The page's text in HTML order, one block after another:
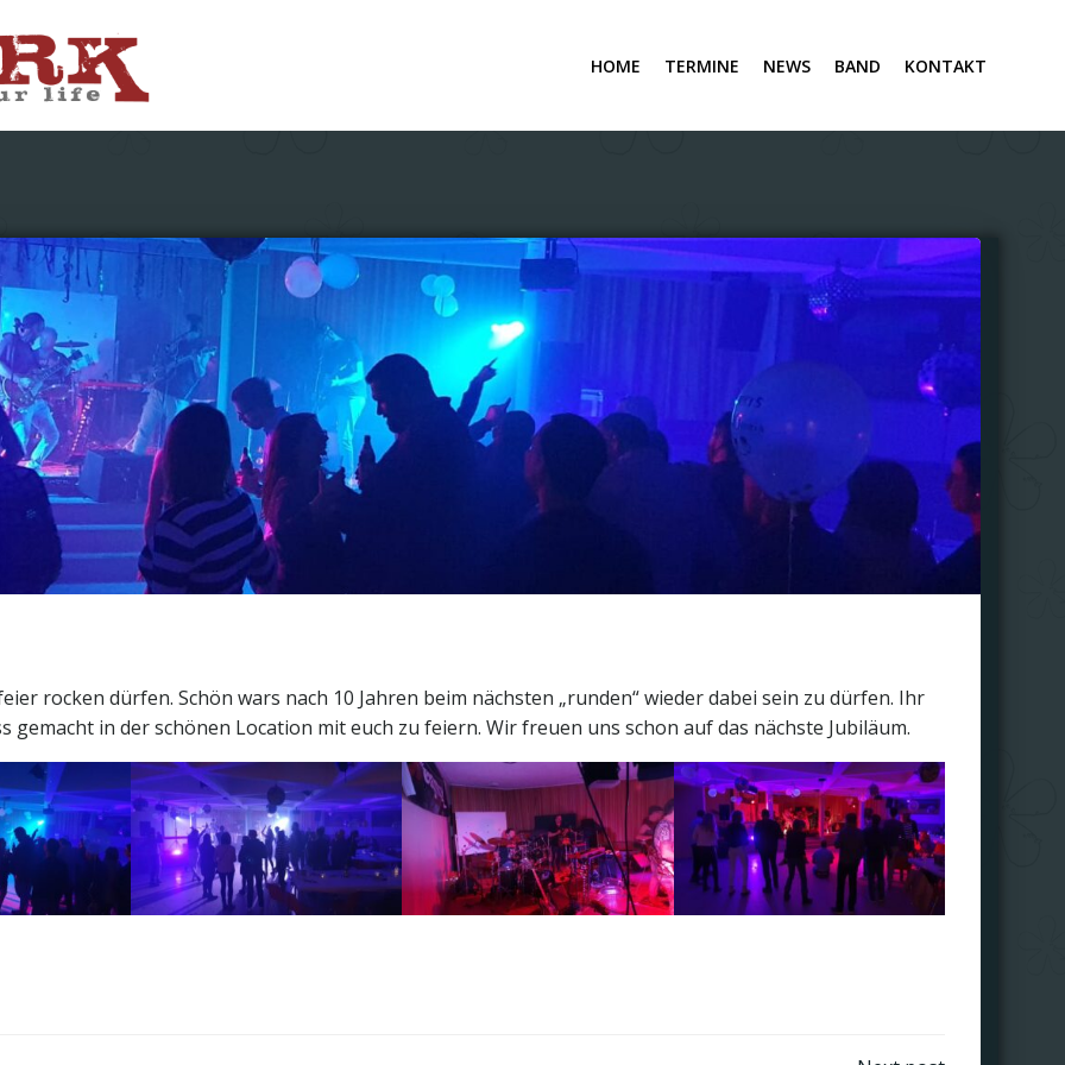
HOME TERMINE NEWS BAND KONTAKT
rocken dürfen. Schön wars nach 10 Jahren beim nächsten „runden“ wieder dabei sein zu dürfen. Ihr
in der schönen Location mit euch zu feiern. Wir freuen uns schon auf das nächste Jubiläum.